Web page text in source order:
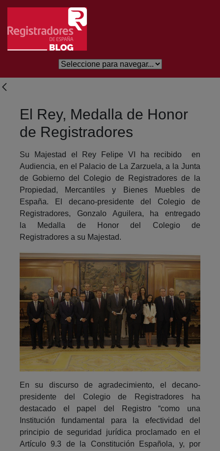
Saltar al contenido principal
El Rey, Medalla de Honor
de Registradores
Su Majestad el Rey Felipe VI ha recibido en
Audiencia, en el Palacio de La Zarzuela, a la Junta
de Gobierno del Colegio de Registradores de la
Propiedad, Mercantiles y Bienes Muebles de
España. El decano-presidente del Colegio de
Registradores, Gonzalo Aguilera, ha entregado
la Medalla de Honor del Colegio de
Registradores a su Majestad.
En su discurso de agradecimiento, el decano-
presidente del Colegio de Registradores ha
destacado el papel del Registro “como una
Institución fundamental para la efectividad del
principio de seguridad jurídica proclamado en el
Artículo 9.3 de la Constitución Española, y, por